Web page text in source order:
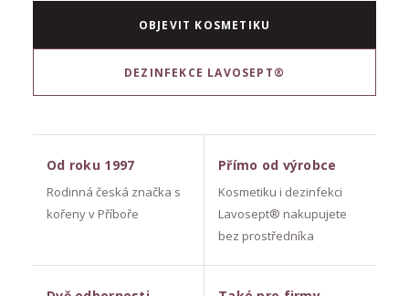
OBJEVIT KOSMETIKU
DEZINFEKCE LAVOSEPT®
Od roku 1997
Rodinná česká značka s
kořeny v Příboře
Přímo od výrobce
Kosmetiku i dezinfekci
Lavosept® nakupujete
bez prostředníka